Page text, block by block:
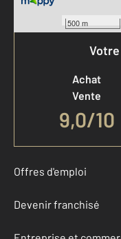
500 m
Achat
Vente
9,0/10
Offres d'emploi
Devenir franchisé